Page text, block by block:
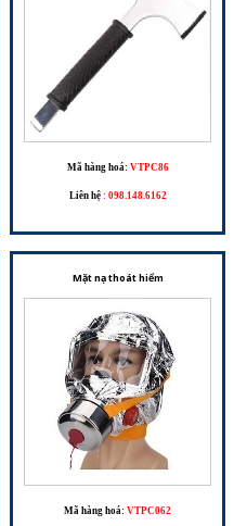
Mã hàng hoá: VTPC86
Liên hệ : 098.148.6162
Mặt nạ thoát hiểm
Mã hàng hoá: VTPC062